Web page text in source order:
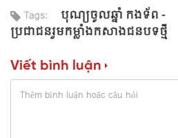
Tags:
បុណ្យចូលឆ្នាំ កងទ័ព -
ប្រជាជនរួមកម្លាំងកសាងជនបទថ្មី
Viết bình luận